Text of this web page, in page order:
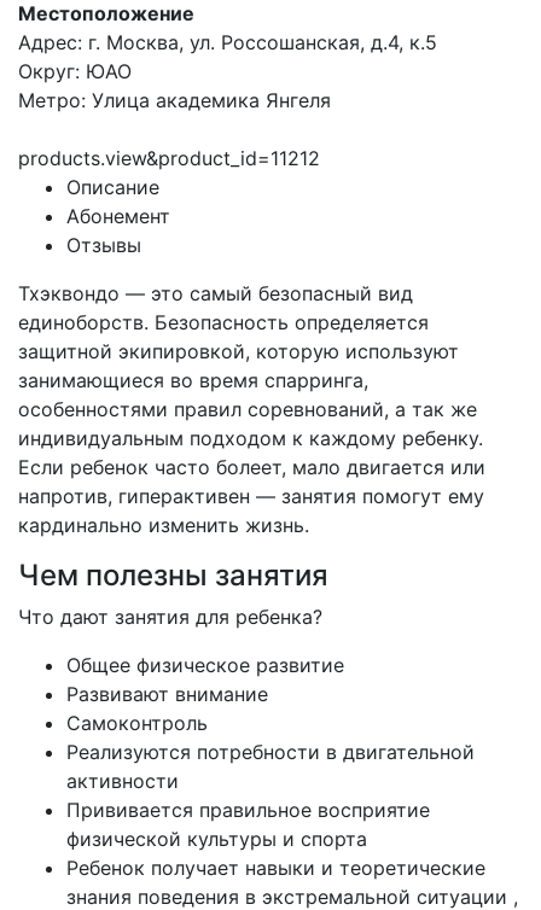
Местоположение
Адрес: г. Москва, ул. Россошанская, д.4, к.5
Округ: ЮАО
Метро: Улица академика Янгеля
products.view&product_id=11212
Описание
Абонемент
Отзывы
Тхэквондо — это самый безопасный вид
единоборств. Безопасность определяется
защитной экипировкой, которую используют
занимающиеся во время спарринга,
особенностями правил соревнований, а так же
индивидуальным подходом к каждому ребенку.
Если ребенок часто болеет, мало двигается или
напротив, гиперактивен — занятия помогут ему
кардинально изменить жизнь.
Чем полезны занятия
Что дают занятия для ребенка?
Общее физическое развитие
Развивают внимание
Самоконтроль
Реализуются потребности в двигательной
активности
Прививается правильное восприятие
физической культуры и спорта
Ребенок получает навыки и теоретические
знания поведения в экстремальной ситуации ,